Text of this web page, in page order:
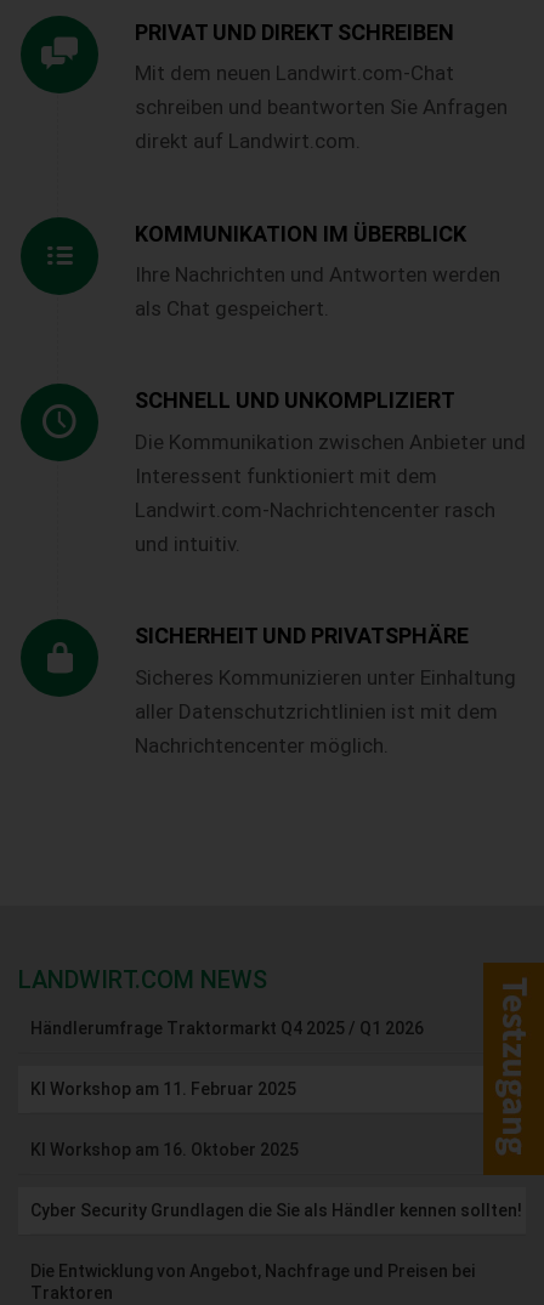
PRIVAT UND DIREKT SCHREIBEN
Mit dem neuen Landwirt.com-Chat
schreiben und beantworten Sie Anfragen
direkt auf Landwirt.com.
KOMMUNIKATION IM ÜBERBLICK
Ihre Nachrichten und Antworten werden
als Chat gespeichert.
SCHNELL UND UNKOMPLIZIERT
Die Kommunikation zwischen Anbieter und
Interessent funktioniert mit dem
Landwirt.com-Nachrichtencenter rasch
und intuitiv.
SICHERHEIT UND PRIVATSPHÄRE
Sicheres Kommunizieren unter Einhaltung
aller Datenschutzrichtlinien ist mit dem
Nachrichtencenter möglich.
LANDWIRT.COM NEWS
Händlerumfrage Traktormarkt Q4 2025 / Q1 2026
KI Workshop am 11. Februar 2025
KI Workshop am 16. Oktober 2025
Cyber Security Grundlagen die Sie als Händler kennen sollten!
Die Entwicklung von Angebot, Nachfrage und Preisen bei
Traktoren